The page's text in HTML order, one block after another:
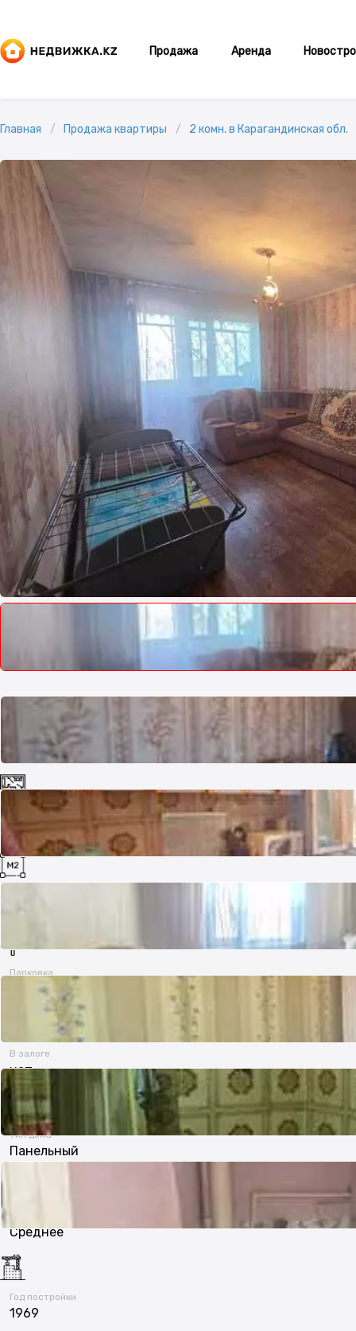
Продажа Аренда
Главная Продажа квартиры 2 комн. в Карагандинская обл.
2
Парковка
Рядом охраняемая стоянка
В залоге
нет
Тип дома
Панельный
Среднее
Год постройки
1969